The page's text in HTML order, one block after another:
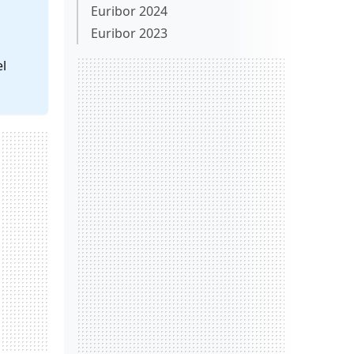
Euribor 2024
Euribor 2023